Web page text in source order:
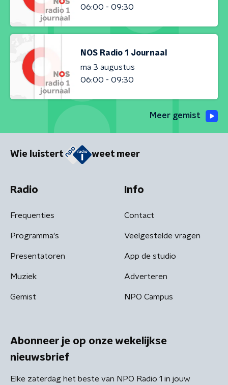
06:00 - 09:30
NOS Radio 1 Journaal
ma 3 augustus
06:00 - 09:30
Meer gemist
Wie luistert weet meer
Radio
Frequenties
Programma's
Presentatoren
Muziek
Gemist
Info
Contact
Veelgestelde vragen
App de studio
Adverteren
NPO Campus
Abonneer je op onze wekelijkse
nieuwsbrief
Elke zaterdag het beste van NPO Radio 1 in jouw